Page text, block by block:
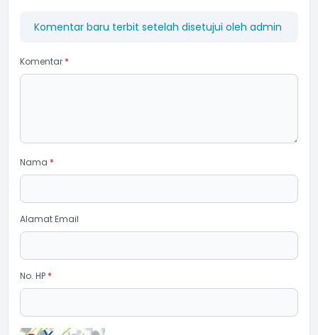
Komentar baru terbit setelah disetujui oleh admin
Komentar *
Nama *
Alamat Email
No. HP *